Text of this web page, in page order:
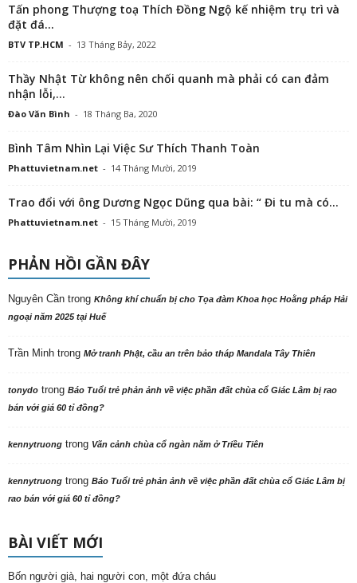
Tấn phong Thượng toạ Thích Đồng Ngộ kế nhiệm trụ trì và
đặt đá...
BTV TP.HCM - 13 Tháng Bảy, 2022
Thầy Nhật Từ không nên chối quanh mà phải có can đảm
nhận lỗi,...
Đào Văn Bình - 18 Tháng Ba, 2020
Bình Tâm Nhìn Lại Việc Sư Thích Thanh Toàn
Phattuvietnam.net - 14 Tháng Mười, 2019
Trao đổi với ông Dương Ngọc Dũng qua bài: “ Đi tu mà có...
Phattuvietnam.net - 15 Tháng Mười, 2019
PHẢN HỒI GẦN ĐÂY
Nguyên Cần trong Không khí chuẩn bị cho Tọa đàm Khoa học Hoằng pháp Hải
ngoại năm 2025 tại Huế
Trần Minh trong Mở tranh Phật, cầu an trên bảo tháp Mandala Tây Thiên
tonydo trong Báo Tuổi trẻ phản ảnh về việc phần đất chùa cổ Giác Lâm bị rao
bán với giá 60 tỉ đồng?
kennytruong trong Vãn cảnh chùa cổ ngàn năm ở Triều Tiên
kennytruong trong Báo Tuổi trẻ phản ảnh về việc phần đất chùa cổ Giác Lâm bị
rao bán với giá 60 tỉ đồng?
BÀI VIẾT MỚI
Bốn người già, hai người con, một đứa cháu